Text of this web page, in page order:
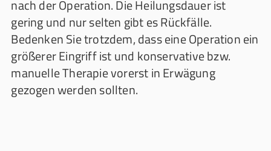
nach der Operation. Die Heilungsdauer ist
gering und nur selten gibt es Rückfälle.
Bedenken Sie trotzdem, dass eine Operation ein
größerer Eingriff ist und konservative bzw.
manuelle Therapie vorerst in Erwägung
gezogen werden sollten.